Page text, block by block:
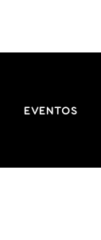
EVENTOS